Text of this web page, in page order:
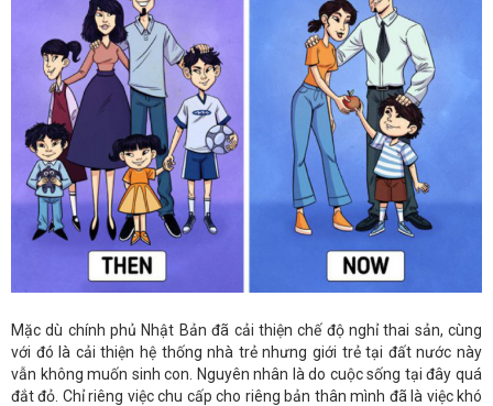
Mặc dù chính phủ Nhật Bản đã cải thiện chế độ nghỉ thai sản, cùng
với đó là cải thiện hệ thống nhà trẻ nhưng giới trẻ tại đất nước này
vẫn không muốn sinh con. Nguyên nhân là do cuộc sống tại đây quá
đắt đỏ. Chỉ riêng việc chu cấp cho riêng bản thân mình đã là việc khó